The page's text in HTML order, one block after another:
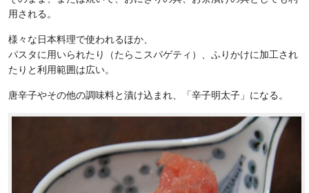
用される。
様々な日本料理で使われるほか、
パスタに用いられたり（たらこスパゲティ）、ふりかけに加工され
たりと利用範囲は広い。
唐辛子やその他の調味料と漬け込まれ、「辛子明太子」になる。